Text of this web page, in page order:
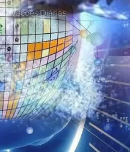
Ativações Diárias
Synchronotron
Ativações Diárias Lei do
Tempo
Estudos Postulados da Lei
do Tempo e das 260 Chaves
do Synchronotron